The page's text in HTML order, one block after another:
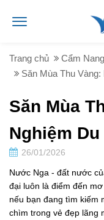
Trang chủ Cẩm Nang
Săn Mùa Thu
Săn Mùa
Nghiệm
26/01/2026
Nước Nga - đất nước
đại luôn là điểm đến
nếu bạn đang tìm kiếm
chìm trong vẻ đẹp lãng